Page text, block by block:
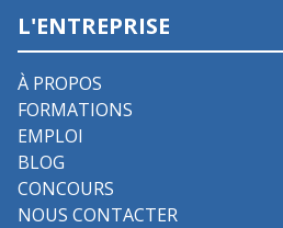
L'ENTREPRISE
À PROPOS
FORMATIONS
EMPLOI
BLOG
CONCOURS
NOUS CONTACTER